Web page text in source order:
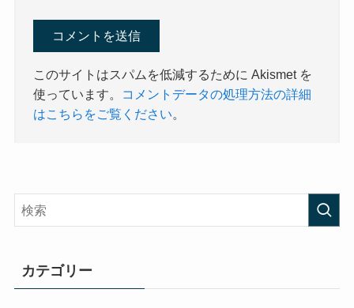
このサイトはスパムを低減するために Akismet を
使っています。
コメントデータの処理方法の詳細
はこちらをご覧ください。
カテゴリー